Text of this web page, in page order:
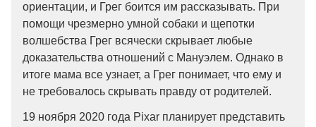
ориентации, и Грег боится им рассказывать. При
помощи чрезмерно умной собаки и щепотки
волшебства Грег всячески скрывает любые
доказательства отношений с Мануэлем. Однако в
итоге мама все узнает, а Грег понимает, что ему и
не требовалось скрывать правду от родителей.
19 ноября 2020 года Pixar планирует представить